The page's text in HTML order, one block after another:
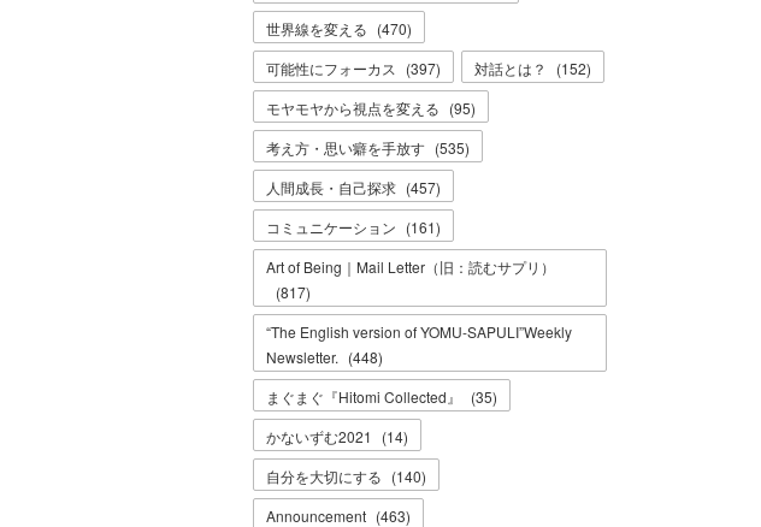
世界線を変える (470)
可能性にフォーカス
(397) 対話とは？ (152)
モヤモヤから視点を変える (95)
考え方・思い癖を手放す (535)
人間成長・自己探求 (457)
コミュニケーション (161)
Art of Being｜Mail Letter（旧：読むサプリ）
(817)
“The English version of YOMU-SAPULI”Weekly
Newsletter. (448)
まぐまぐ『Hitomi Collected』
(35)
かないずむ2021
(14)
自分を大切にする (140)
Announcement (463)